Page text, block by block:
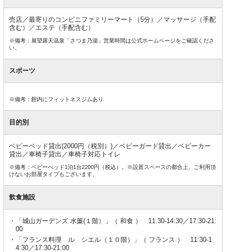
売店／最寄りのコンビニファミリーマート（5分）／マッサージ（手配
含む）／エステ（手配含む）
※備考：展望露天温泉「さつま乃湯」営業時間は公式ホームページをご確認くださ
い。
スポーツ
※備考：館内にフィットネスジムあり
目的別
ベビーベッド貸出(2000円（税別）)／ベビーガード貸出／ベビーカー
貸出／車椅子貸出／車椅子対応トイレ
※備考：ベビーべッド1泊1台2200円（税込）。※設置スペースの都合上、ご利用頂
けないお部屋タイプもございます。
飲食施設
「城山ガーデンズ 水簾(１階）」（ 和食 ） 11:30-14:30／17:30-21:
00
「フランス料理 ル シエル（１０階）」（ フランス ） 11:30-1
4:30／17:30-21:00